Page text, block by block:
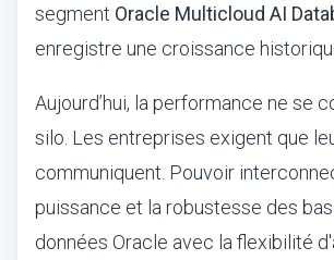
segment Oracle Multicloud AI
enregistre une croissance
Aujourd’hui, la performance ne se
silo. Les entreprises exigent que
communiquent. Pouvoir
puissance et la robustesse des
données Oracle avec la flexibilité